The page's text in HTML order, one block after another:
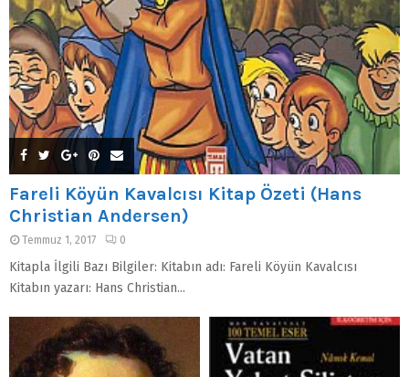
Fareli Köyün Kavalcısı Kitap Özeti (Hans
Christian Andersen)
Temmuz 1, 2017 0
Kitapla İlgili Bazı Bilgiler: Kitabın adı: Fareli Köyün Kavalcısı
Kitabın yazarı: Hans Christian...